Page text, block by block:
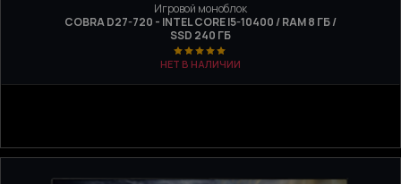
Игровой моноблок
COBRA D27-720 - INTEL CORE I5-10400 / RAM 8 ГБ /
SSD 240 ГБ
НЕТ В НАЛИЧИИ